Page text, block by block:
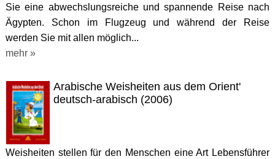
Sie eine abwechslungsreiche und spannende Reise nach
Ägypten. Schon im Flugzeug und während der Reise
werden Sie mit allen möglich...
mehr »
Arabische Weisheiten aus dem Orient'
deutsch-arabisch (2006)
Weisheiten stellen für den Menschen eine Art Lebensführer